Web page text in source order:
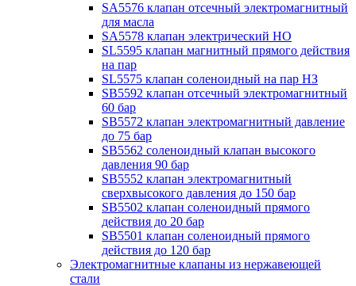
SA5576 клапан отсечный электромагнитный
для масла
SA5578 клапан электрический НО
SL5595 клапан магнитный прямого действия
на пар
SL5575 клапан соленоидный на пар НЗ
SB5592 клапан отсечный электромагнитный
60 бар
SB5572 клапан электромагнитный давление
до 75 бар
SB5562 соленоидный клапан высокого
давления 90 бар
SB5552 клапан электромагнитный
сверхвысокого давления до 150 бар
SB5502 клапан соленоидный прямого
действия до 20 бар
SB5501 клапан соленоидный прямого
действия до 120 бар
Электромагнитные клапаны из нержавеющей
стали